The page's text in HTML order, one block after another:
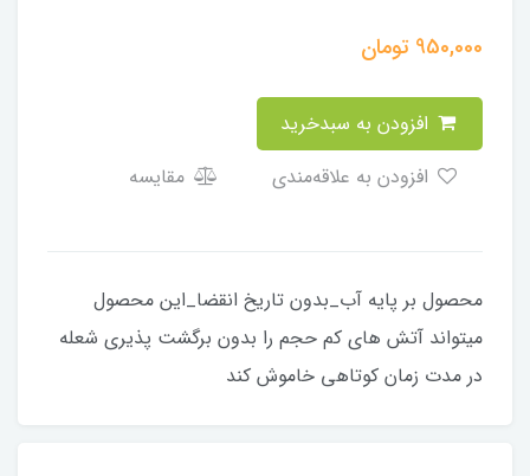
950,000 تومان
مقایسه
محصول بر پایه آب_بدون تاریخ انقضا_این محصول
میتواند آتش های کم حجم را بدون برگشت پذیری شعله
در مدت زمان کوتاهی خاموش کند